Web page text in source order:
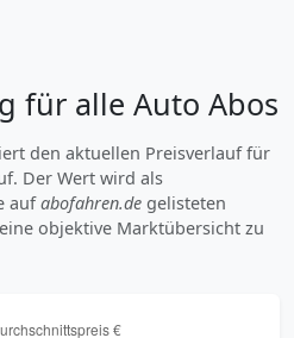
für alle Auto Abos
den aktuellen Preisverlauf für
Der Wert wird als
aufabofahren.de gelisteten
objektive Marktübersicht zu